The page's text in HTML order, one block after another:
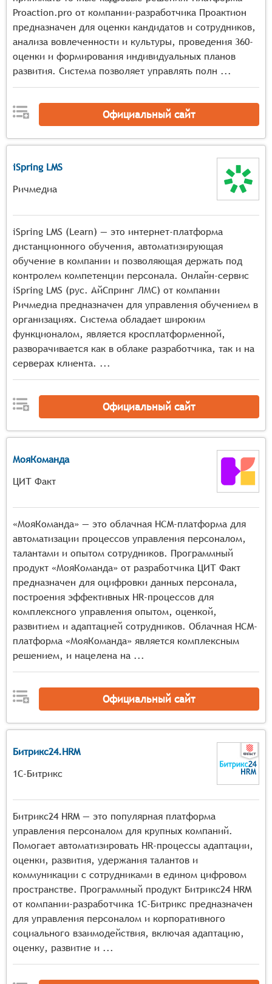
дополнительным материалам и т.д.
Проведение тестирования: Система должна
обеспечивать проведение тестирования в режиме
реального времени, с возможностью мониторинга
процесса тестирования и предоставления обратной
инструменты для анализа результатов
тестирования, включая создание отчётов о
производительности каждого сотрудника,
выявление областей, требующих улучшения, и
сравнение результатов разных групп сотрудников.
Адаптивное тестирование: Система должна
поддерживать адаптивное тестирование, которое
позволяет автоматически подстраивать сложность
вопросов под уровень знаний тестируемого, что
повышает точность оценки и сокращает время
тестирования.
Proaction.pro от компании-разработчика Проактион
предназначен для оценки кандидатов и сотрудников,
анализа вовлеченности и культуры, проведения 360-
оценки и формирования индивидуальных планов
развития. Система позволяет управлять полн ...
Официальный сайт
iSpring LMS
Ричмедиа
iSpring LMS (Learn) — это интернет-платформа
дистанционного обучения, автоматизирующая
обучение в компании и позволяющая держать под
контролем компетенции персонала. Онлайн-сервис
iSpring LMS (рус. АйСпринг ЛМС) от компании
Ричмедиа предназначен для управления обучением в
организациях. Система обладает широким
функционалом, является кросплатформенной,
разворачивается как в облаке разработчика, так и на
серверах клиента. ...
Официальный сайт
МояКоманда
ЦИТ Факт
«МояКоманда» — это облачная HCM-платформа для
автоматизации процессов управления персоналом,
талантами и опытом сотрудников. Программный
продукт «МояКоманда» от разработчика ЦИТ Факт
предназначен для оцифровки данных персонала,
построения эффективных HR-процессов для
комплексного управления опытом, оценкой,
развитием и адаптацией сотрудников. Облачная HCM-
платформа «МояКоманда» является комплексным
решением, и нацелена на ...
Официальный сайт
Битрикс24.HRM
1С-Битрикс
Битрикс24 HRM — это популярная платформа
управления персоналом для крупных компаний.
Помогает автоматизировать HR-процессы адаптации,
оценки, развития, удержания талантов и
коммуникации с сотрудниками в едином цифровом
пространстве. Программный продукт Битрикс24 HRM
от компании-разработчика 1С-Битрикс предназначен
для управления персоналом и корпоративного
социального взаимодействия, включая адаптацию,
оценку, развитие и ...